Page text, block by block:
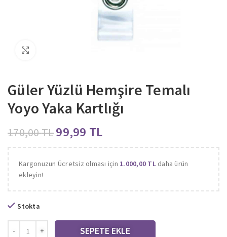
Güler Yüzlü Hemşire Temalı
Yoyo Yaka Kartlığı
170,00TL99,99 TL
Kargonuzun Ücretsiz olması için 1.000,00 TLdaha ürün
ekleyin!
Stokta
SEPETE EKLE